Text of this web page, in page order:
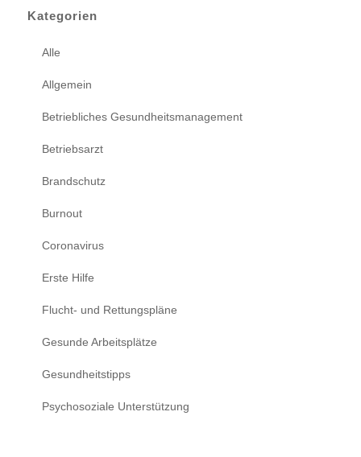
Kategorien
Alle
Allgemein
Betriebliches Gesundheitsmanagement
Betriebsarzt
Brandschutz
Burnout
Coronavirus
Erste Hilfe
Flucht- und Rettungspläne
Gesunde Arbeitsplätze
Gesundheitstipps
Psychosoziale Unterstützung